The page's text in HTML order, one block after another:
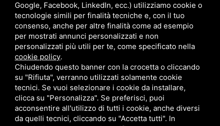
Email
info@dottoressalindabui.it
Ambulatorio
Via Montebello, 26
44121 Ferrara FE
Clinica Domus Salutis
Viale dei Tigli, 60, 37045
Legnago VR
Google, Facebook, LinkedIn, ecc.) utilizziamo cookie o
tecnologie simili per finalità tecniche e, con il tuo
consenso, anche per altre finalità come ad esempio
per mostrati annunci personalizzati e non
personalizzati più utili per te, come specificato nella
cookie policy.
Chiudendo questo banner con la crocetta o cliccando
su "Rifiuta", verranno utilizzati solamente cookie
tecnici. Se vuoi selezionare i cookie da installare,
clicca su "Personalizza". Se preferisci, puoi
acconsentire all'utilizzo di tutti i cookie, anche diversi
da quelli tecnici, cliccando su "Accetta tutti". In